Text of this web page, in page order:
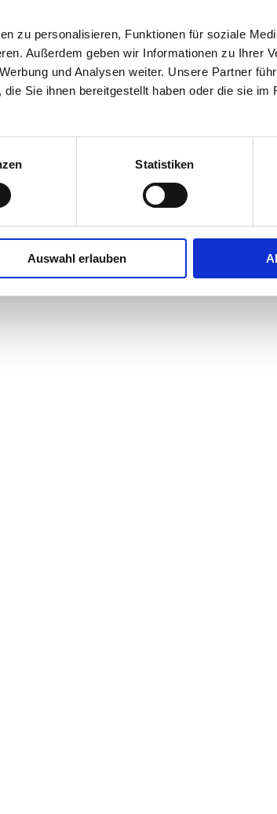
zu personalisieren, Funktionen für soziale
Außerdem geben wir Informationen zu Ihrer
und Analysen weiter. Unsere Partner
Sie ihnen bereitgestellt haben oder die sie im
Statistiken
Auswahl erlauben